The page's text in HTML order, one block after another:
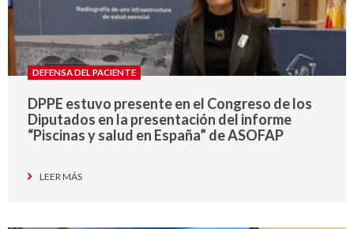
DEFENSA DEL PACIENTE
DPPE estuvo presente en el Congreso de los
Diputados en la presentación del informe
“Piscinas y salud en España” de ASOFAP
LEER MÁS